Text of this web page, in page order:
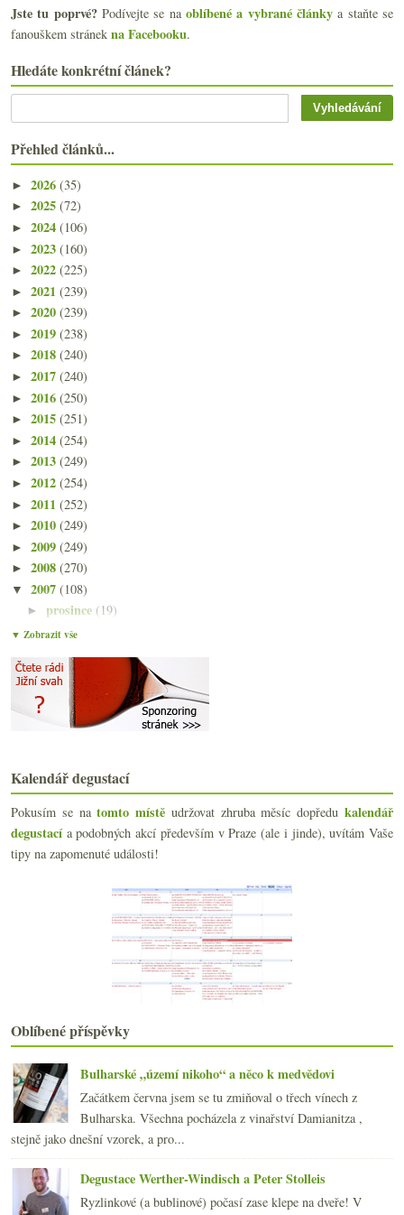
Jste tu poprvé?Podívejte se naoblíbené a vybrané články a staňte se
fanouškem stránek na Facebooku.
Hledáte konkrétní článek?
Přehled článků...
► 2026 (35)
► 2025 (72)
► 2024 (106)
► 2023 (160)
► 2022 (225)
► 2021 (239)
► 2020 (239)
► 2019 (238)
► 2018 (240)
► 2017 (240)
► 2016 (250)
► 2015 (251)
► 2014 (254)
► 2013 (249)
► 2012 (254)
► 2011 (252)
► 2010 (249)
► 2009 (249)
► 2008 (270)
▼ 2007 (108)
►prosince (19)
►listopadu
Svatomartinská vína – trénink na apelační systém?
Dvě červená dvoustovková potěšení
Drastická selekce aneb sázka na Bordeaux 2007
Hell’s Kitchen – reality show jako každá jiná?
Výsledky ankety „Na stole máte nejčastěji vína…“
Bodega Musem – Museum Real Reserva 2002
En Primeur nákup vín z Moravy
Viñedos Organicos Emiliana – Experiment Coyam 2003
Velká ochutnávka vín z Brazílie
California Dreamin' – Cabernet kam se podíváš
Osm pochoutek z údolí Rhôny – Châteauneuf-du-Pape
Barbera d´Alba Superiore a chutné noky
Českomoravská červená seance
Domains Devillard – Interkontinentální degustace
Úvod do molekulární gastronomie aneb hovory s Mojm...
Café Savoy aneb kavárenský Wiener schnitzel
Moulin d’Issan 2004 – Není třetí víno moc?
Maltská kulinářská expedice – část I.
Bolgheri Rosso i Bianco – degustační výlet do Itálie
LIVI Dubňany – je chyba ve mně?
Co se právě píše o víně…
Houby kam se podíváš a výhody ochutnávky
Tenuta di Capezzana – Barco Reale di Carmignano 20...
►září(24)
►srpna
▼ Zobrazit vše
Kalendář degustací
Pokusím se natomto místě udržovat zhruba měsíc dopředukalendář
degustacía podobných akcí především v Praze (ale i jinde), uvítám Vaše
tipy na zapomenuté události!
Oblíbené příspěvky
Bulharské „území nikoho“ a něco k medvědovi
Začátkem června jsem se tu zmiňoval o třech vínech z
Bulharska. Všechna pocházela z vinařství Damianitza ,
stejně jako dnešní vzorek, a pro...
Degustace Werther-Windisch a Peter Stolleis
Ryzlinkové (a bublinové) počasí zase klepe na dveře! V